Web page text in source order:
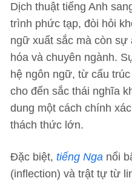
Dịch thuật tiếng Anh
trình phức tạp, đòi hỏi
ngữ xuất sắc mà còn sự
hóa và chuyên ngành.
hệ ngôn ngữ, từ cấu
cho đến sắc thái nghĩa
dung một cách chính
thách thức lớn.
Đặc biệt, tiếng Nga nổi
(inflection) và trật tự từ